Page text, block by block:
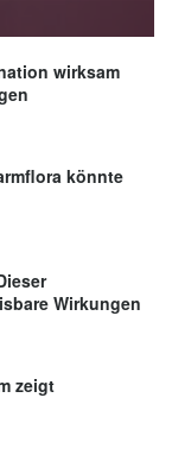
wirksam
könnte
Wirkungen
zeigt